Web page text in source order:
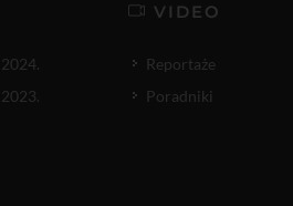
VIDEO
Reportaże
Poradniki